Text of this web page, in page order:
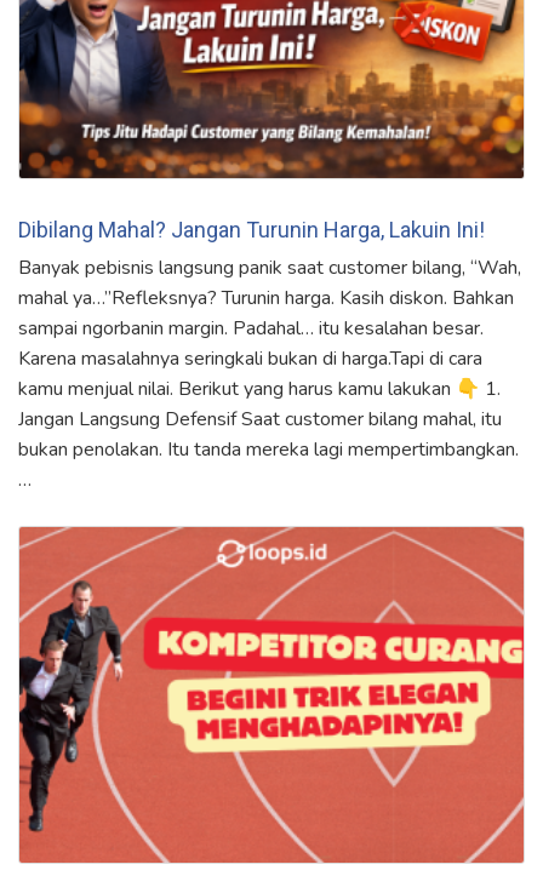
Dibilang Mahal? Jangan Turunin Harga, Lakuin Ini!
Banyak pebisnis langsung panik saat customer bilang, “Wah,
mahal ya…”Refleksnya? Turunin harga. Kasih diskon. Bahkan
sampai ngorbanin margin. Padahal… itu kesalahan besar.
Karena masalahnya seringkali bukan di harga.Tapi di cara
kamu menjual nilai. Berikut yang harus kamu lakukan 👇 1.
Jangan Langsung Defensif Saat customer bilang mahal, itu
bukan penolakan. Itu tanda mereka lagi mempertimbangkan.
…